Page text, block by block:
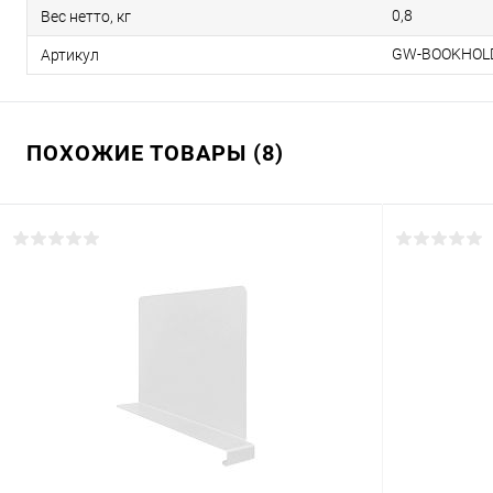
Вес нетто, кг 0,8
Артикул GW-
ПОХОЖИЕ ТОВАРЫ (8)